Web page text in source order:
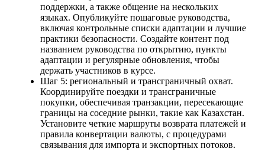
поддержки, а также общение на нескольких
языках. Опубликуйте пошаговые руководства,
включая контрольные списки адаптации и лучшие
практики безопасности. Создайте контент под
названием руководства по открытию, пункты
адаптации и регулярные обновления, чтобы
держать участников в курсе.
Шаг 5: региональный и трансграничный охват.
Координируйте поездки и трансграничные
покупки, обеспечивая транзакции, пересекающие
границы на соседние рынки, такие как Казахстан.
Установите четкие маршруты возврата платежей и
правила конвертации валюты, с процедурами
связывания для импорта и экспортных потоков.